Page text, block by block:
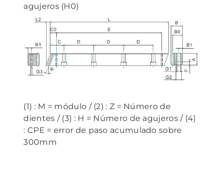
agujeros (H0)
(1) : M = módulo / (2) : Z = Número de
dientes / (3) : H = Número de agujeros / (4)
: CPE = error de paso acumulado sobre
300mm